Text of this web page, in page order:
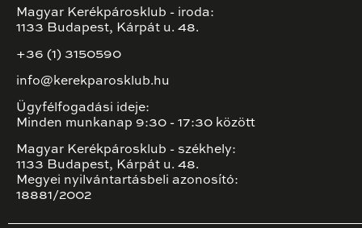
Magyar Kerékpárosklub - iroda:
1133 Budapest, Kárpát u. 48.
+36 (1) 3150590
info@kerekparosklub.hu
Ügyfélfogadási ideje:
Minden munkanap 9:30 - 17:30 között
Magyar Kerékpárosklub - székhely:
1133 Budapest, Kárpát u. 48.
Megyei nyilvántartásbeli azonosító:
18881/2002